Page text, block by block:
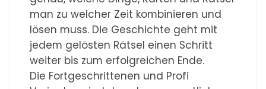
man zu welcher Zeit kombinieren und
lösen muss. Die Geschichte geht mit
jedem gelösten Rätsel einen Schritt
weiter bis zum erfolgreichen Ende.
Die Fortgeschrittenen und Profi